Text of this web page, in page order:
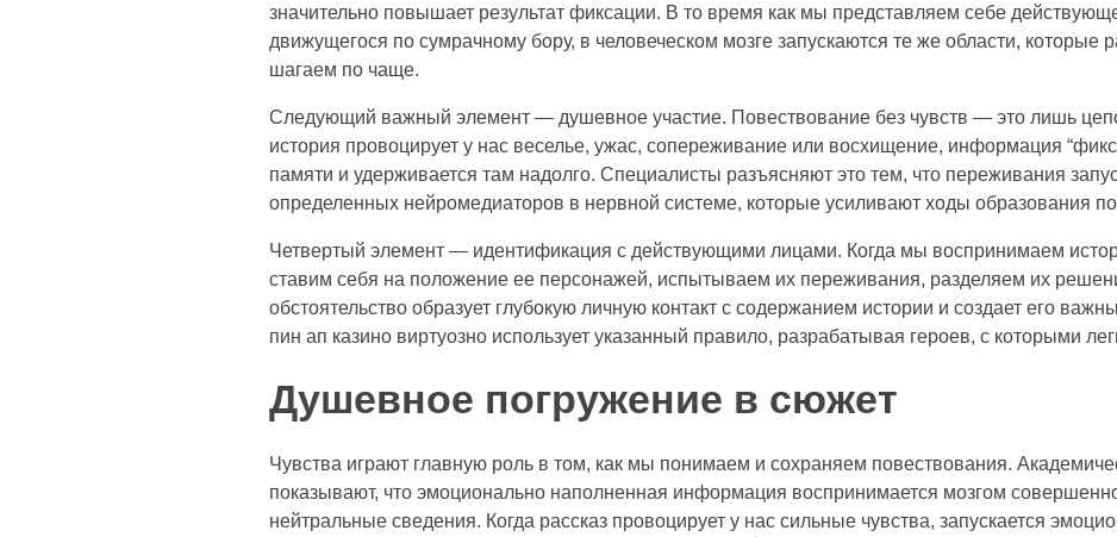
значительно повышает результат фиксации. В то время как мы представляем себе
движущегося по сумрачному бору, в человеческом мозге запускаются те же области, которые
шагаем по чаще.
Следующий важный элемент — душевное участие. Повествование без чувств — это лишь
история провоцирует у нас веселье, ужас, сопереживание или восхищение, информация
памяти и удерживается там надолго. Специалисты разъясняют это тем, что переживания
определенных нейромедиаторов в нервной системе, которые усиливают ходы образования
Четвертый элемент — идентификация с действующими лицами. Когда мы воспринимаем
ставим себя на положение ее персонажей, испытываем их переживания, разделяем их
обстоятельство образует глубокую личную контакт с содержанием истории и создает его
пин ап казино виртуозно использует указанный правило, разрабатывая героев, с которыми
Душевное погружение в сюжет
Чувства играют главную роль в том, как мы понимаем и сохраняем повествования.
показывают, что эмоционально наполненная информация воспринимается мозгом
нейтральные сведения. Когда рассказ провоцирует у нас сильные чувства, запускается